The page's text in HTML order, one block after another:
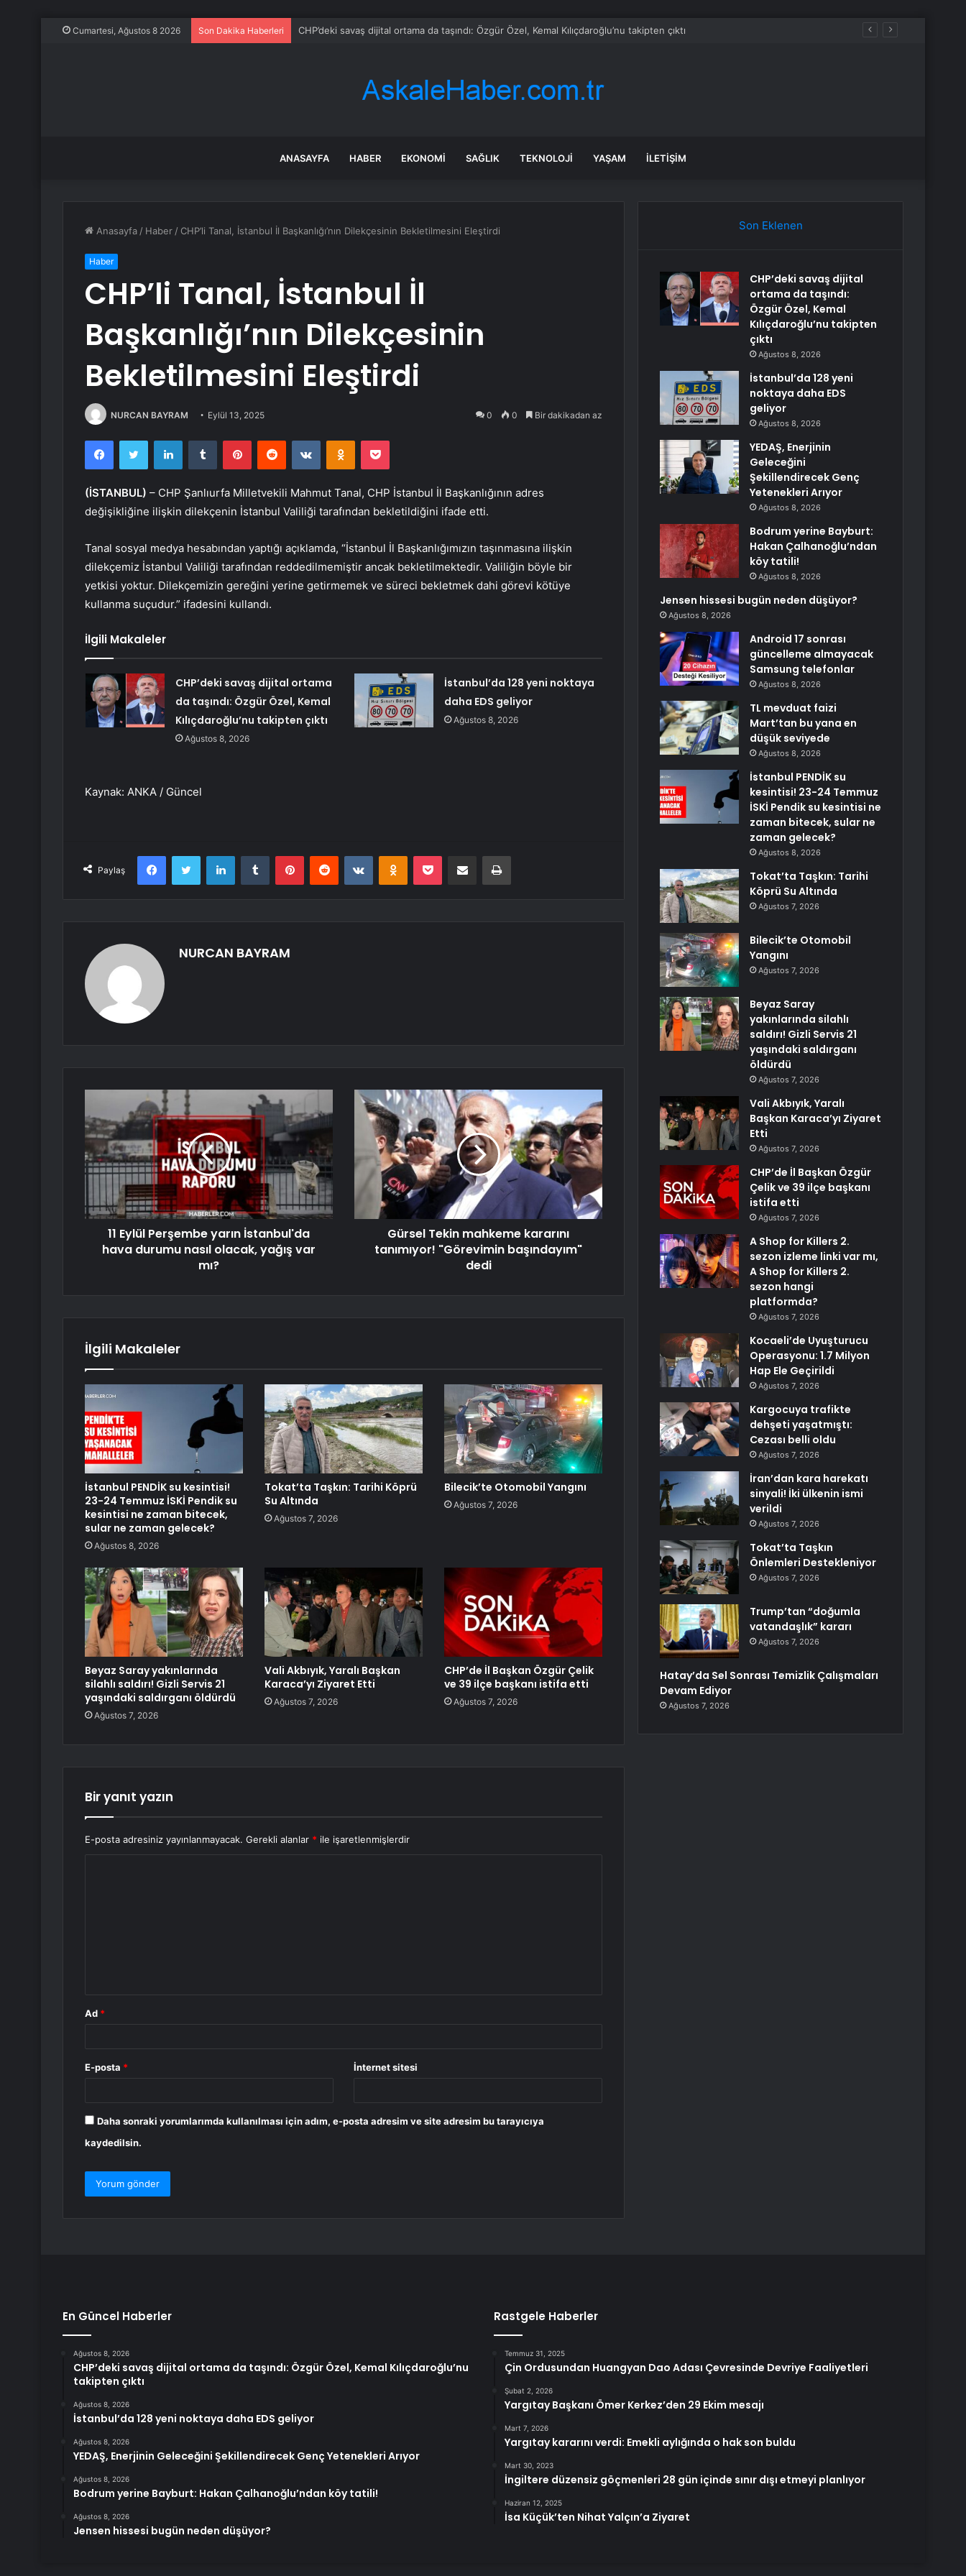
Cumartesi, Ağustos 8 2026 Son Dakika Haberleri İstanbul’da 128 yeni noktaya daha EDS geliyor
ANASAYFA HABER EKONOMI SAĞLIK TEKNOLOJI YAŞAM İLETIŞIM
Anasayfa / Haber / CHP’li Tanal, İstanbul İl Başkanlığı’nın Dilekçesinin Bekletilmesini Eleştirdi
Haber
CHP’li Tanal, İstanbul İl
Başkanlığı’nın Dilekçesinin
Bekletilmesini Eleştirdi
NURCAN BAYRAM Eylül 13, 2025 0 0 Bir dakikadan az
FacebookTwitter LinkedInTumblr PinterestReddit VKontakteOdnoklassniki
Pocket
(İSTANBUL) – CHP Şanlıurfa Milletvekili Mahmut Tanal, CHP İstanbul İl Başkanlığının adres
değişikliğine ilişkin dilekçenin İstanbul Valiliği tarafından bekletildiğini ifade etti.
Tanal sosyal medya hesabından yaptığı açıklamda, “İstanbul İl Başkanlığımızın taşınmasına ilişkin
dilekçemiz İstanbul Valiliği tarafından reddedilmemiştir ancak bekletilmektedir. Valiliğin böyle bir
yetkisi yoktur. Dilekçemizin gereğini yerine getirmemek ve süreci bekletmek dahi görevi kötüye
kullanma suçudur.” ifadesini kullandı.
İlgili Makaleler
CHP’deki savaş dijital ortama
da taşındı: Özgür Özel, Kemal
Kılıçdaroğlu’nu takipten çıktı
Ağustos 8, 2026
İstanbul’da 128 yeni noktaya
daha EDS geliyor
Ağustos 8, 2026
Kaynak: ANKA / Güncel
Paylaş
FacebookTwitter LinkedInTumblr PinterestReddit VKontakteOdnoklassniki
Pocket E-Posta ile paylaş Yazdır
NURCAN BAYRAM
11 Eylül Perşembe yarın İstanbul'da
hava durumu nasıl olacak, yağış var
mı?
Gürsel Tekin mahkeme kararını
tanımıyor! "Görevimin başındayım"
dedi
İlgili Makaleler
İstanbul PENDİK su kesintisi!
23-24 Temmuz İSKİ Pendik su
kesintisi ne zaman bitecek,
sular ne zaman gelecek?
Ağustos 8, 2026
Tokat’ta Taşkın: Tarihi Köprü
Su Altında
Ağustos 7, 2026
Bilecik’te Otomobil Yangını
Ağustos 7, 2026
Beyaz Saray yakınlarında
silahlı saldırı! Gizli Servis 21
yaşındaki saldırganı öldürdü
Ağustos 7, 2026
Vali Akbıyık, Yaralı Başkan
Karaca’yı Ziyaret Etti
Ağustos 7, 2026
CHP’de İl Başkan Özgür Çelik
ve 39 ilçe başkanı istifa etti
Ağustos 7, 2026
Bir yanıt yazın
E-posta adresiniz yayınlanmayacak. Gerekli alanlar * ile işaretlenmişlerdir
Ad *
E-posta * İnternet sitesi
Daha sonraki yorumlarımda kullanılması için adım, e-posta adresim ve site adresim bu tarayıcıya
kaydedilsin.
Son Eklenen
CHP’deki savaş dijital
ortama da taşındı:
Özgür Özel, Kemal
Kılıçdaroğlu’nu takipten
çıktı
Ağustos 8, 2026
İstanbul’da 128 yeni
noktaya daha EDS
geliyor
Ağustos 8, 2026
YEDAŞ, Enerjinin
Geleceğini
Şekillendirecek Genç
Yetenekleri Arıyor
Ağustos 8, 2026
Bodrum yerine Bayburt:
Hakan Çalhanoğlu’ndan
köy tatili!
Ağustos 8, 2026
Jensen hissesi bugün neden düşüyor?
Ağustos 8, 2026
Android 17 sonrası
güncelleme almayacak
Samsung telefonlar
Ağustos 8, 2026
TL mevduat faizi
Mart’tan bu yana en
düşük seviyede
Ağustos 8, 2026
İstanbul PENDİK su
kesintisi! 23-24 Temmuz
İSKİ Pendik su kesintisi ne
zaman bitecek, sular ne
zaman gelecek?
Ağustos 8, 2026
Tokat’ta Taşkın: Tarihi
Köprü Su Altında
Ağustos 7, 2026
Bilecik’te Otomobil
Yangını
Ağustos 7, 2026
Beyaz Saray
yakınlarında silahlı
saldırı! Gizli Servis 21
yaşındaki saldırganı
öldürdü
Ağustos 7, 2026
Vali Akbıyık, Yaralı
Başkan Karaca’yı Ziyaret
Etti
Ağustos 7, 2026
CHP’de İl Başkan Özgür
Çelik ve 39 ilçe başkanı
istifa etti
Ağustos 7, 2026
A Shop for Killers 2.
sezon izleme linki var mı,
A Shop for Killers 2.
sezon hangi
platformda?
Ağustos 7, 2026
Kocaeli’de Uyuşturucu
Operasyonu: 1.7 Milyon
Hap Ele Geçirildi
Ağustos 7, 2026
Kargocuya trafikte
dehşeti yaşatmıştı:
Cezası belli oldu
Ağustos 7, 2026
İran’dan kara harekatı
sinyali! İki ülkenin ismi
verildi
Ağustos 7, 2026
Tokat’ta Taşkın
Önlemleri Destekleniyor
Ağustos 7, 2026
Trump’tan “doğumla
vatandaşlık” kararı
Ağustos 7, 2026
Hatay’da Sel Sonrası Temizlik Çalışmaları
Devam Ediyor
Ağustos 7, 2026
En Güncel Haberler
Ağustos 8, 2026
CHP’deki savaş dijital ortama da taşındı: Özgür Özel, Kemal Kılıçdaroğlu’nu
takipten çıktı
Ağustos 8, 2026
İstanbul’da 128 yeni noktaya daha EDS geliyor
Ağustos 8, 2026
YEDAŞ, Enerjinin Geleceğini Şekillendirecek Genç Yetenekleri Arıyor
Ağustos 8, 2026
Bodrum yerine Bayburt: Hakan Çalhanoğlu’ndan köy tatili!
Ağustos 8, 2026
Jensen hissesi bugün neden düşüyor?
Rastgele Haberler
Temmuz 31, 2025
Çin Ordusundan Huangyan Dao Adası Çevresinde Devriye Faaliyetleri
Şubat 2, 2026
Yargıtay Başkanı Ömer Kerkez’den 29 Ekim mesajı
Mart 7, 2026
Yargıtay kararını verdi: Emekli aylığında o hak son buldu
Mart 30, 2023
İngiltere düzensiz göçmenleri 28 gün içinde sınır dışı etmeyi planlıyor
Haziran 12, 2025
İsa Küçük’ten Nihat Yalçın’a Ziyaret